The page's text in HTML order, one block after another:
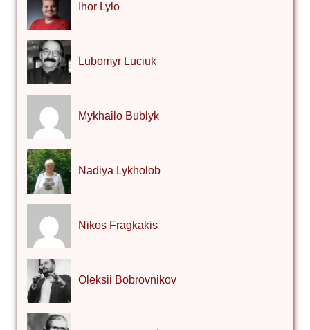
Ihor Lylo
Lubomyr Luciuk
Mykhailo Bublyk
Nadiya Lykholob
Nikos Fragkakis
Oleksii Bobrovnikov